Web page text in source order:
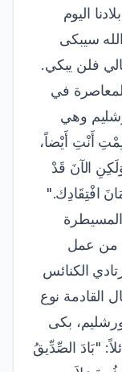
اليوم
سيبكى
فلن يبكي.
في
وهي
أَنْتِ أَيْضاً،
الآنَ قَدْ
افْتِقَادِك."
من عمل
الكنائس
القادمة نوع
بكى
"بَادَ الصِّدِّيقُ